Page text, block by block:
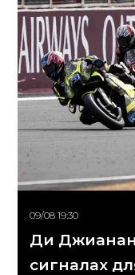
09/08 19:30
Ди
сигналах